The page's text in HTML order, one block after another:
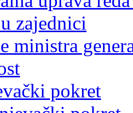
zajednici
ministra
pokret